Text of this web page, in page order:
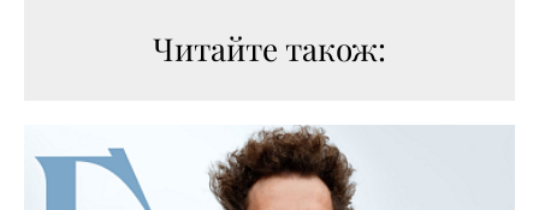
Читайте також: